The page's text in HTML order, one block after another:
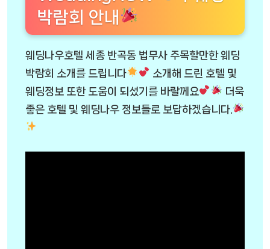
박람회 안내
웨딩나우호텔 세종 반곡동 법무사 주목할만한 웨딩
박람회 소개를 드립니다
소개해 드린 호텔 및
웨딩정보 또한 도움이 되셨기를 바랄께요
더욱
좋은 호텔 및 웨딩나우 정보들로 보답하겠습니다.